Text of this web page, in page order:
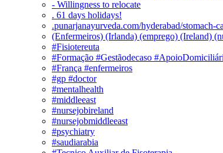
- Willingness to relocate
. 61 days holidays!
.punarjanayurveda.com/hyderabad/stomach-
(Enfermeiros) (Irlanda) (emprego) (Ireland)
#Fisiotereuta
#Formação #Gestãodecaso
#França #enfermeiros
#gp #doctor
#mentalhealth
#middleeast
#nursejobireland
#nursejobmiddleeast
#psychiatry
#saudiarabia